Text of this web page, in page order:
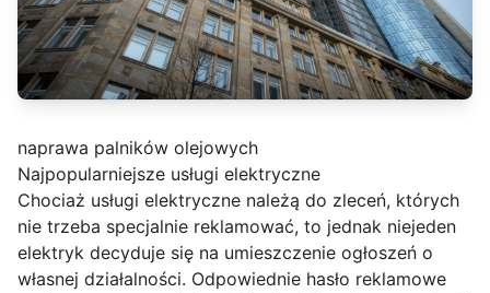
naprawa palników olejowych
Najpopularniejsze usługi elektryczne
Chociaż usługi elektryczne należą do zleceń, których
nie trzeba specjalnie reklamować, to jednak niejeden
elektryk decyduje się na umieszczenie ogłoszeń o
własnej działalności. Odpowiednie hasło reklamowe